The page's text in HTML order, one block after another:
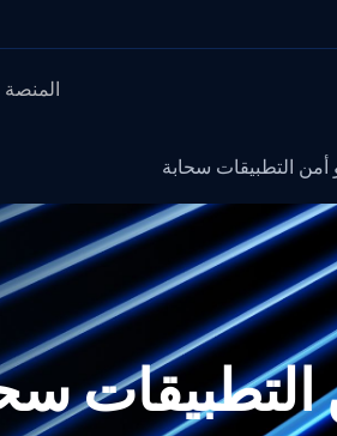
المنصة
أمن التطبيقات سحابة
التطبيقات